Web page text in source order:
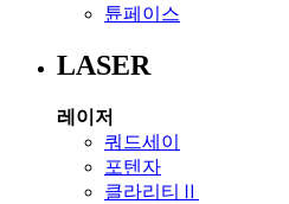
튠페이스
LASER
레이저
쿼드세이
포텐자
클라리티Ⅱ